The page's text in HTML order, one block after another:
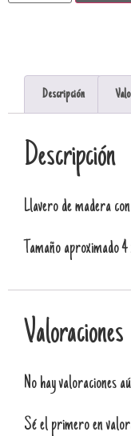
Descripción
Descripción
Llavero de madera
Tamaño aproximado
Valoraciones
No hay valoraciones
Sé el primero en